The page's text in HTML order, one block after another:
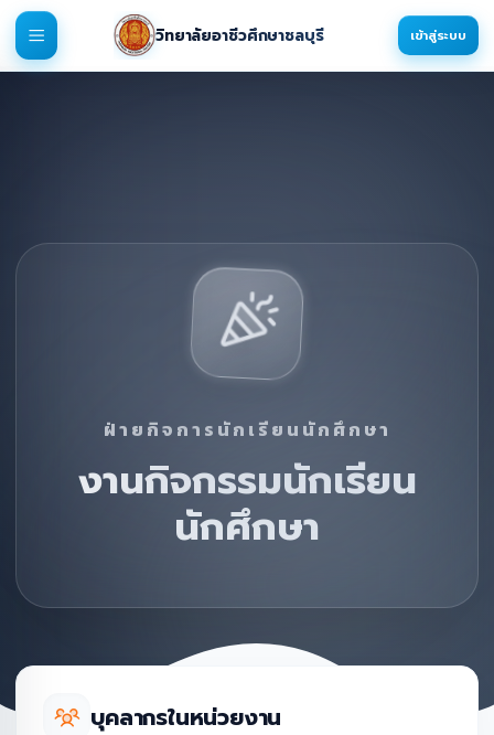
วิทยาลัยอาชีวศึกษาชลบุรี เข้าสู่ระบบ
ฝ่ายกิจการนักเรียนนักศึกษา
งานกิจกรรมนักเรียน
นักศึกษา
บุคลากรในหน่วยงาน